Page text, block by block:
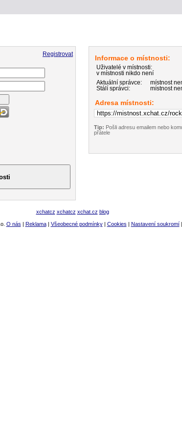
Registrovat Informace o místnosti:
Uživatelé v místnosti:
v místnosti nikdo není
Aktuální správce:
místnost
Stálí správci:
místnost
Adresa místnosti:
Tip: Pošli adresu emailem nebo
přátele
xchatcz xchatcz xchat.cz blog
O nás | Reklama| Všeobecné podmínky| Cookies | Nastavení soukromí|